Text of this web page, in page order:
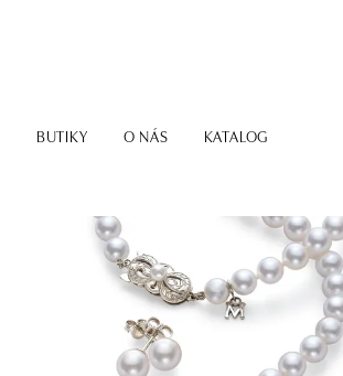
BUTIKY O NÁS KATALOG